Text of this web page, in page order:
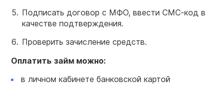
Подписать договор с МФО, ввести СМС-код в
качестве подтверждения.
Проверить зачисление средств.
Оплатить займ можно:
в личном кабинете банковской картой